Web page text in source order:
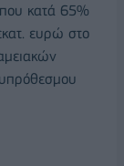
κατά 65%
ευρώ στο